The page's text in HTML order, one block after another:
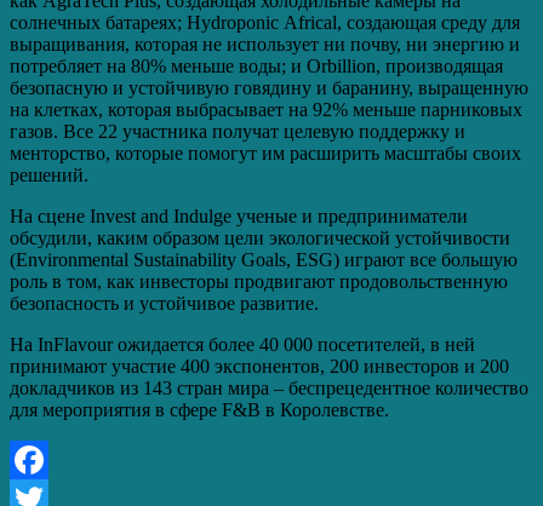
солнечных батареях; Hydroponic Africal, создающая среду для
выращивания, которая не использует ни почву, ни энергию и
потребляет на 80% меньше воды; и Orbillion, производящая
безопасную и устойчивую говядину и баранину, выращенную
на клетках, которая выбрасывает на 92% меньше парниковых
газов. Все 22 участника получат целевую поддержку и
менторство, которые помогут им расширить масштабы своих
решений.
На сцене Invest and Indulge ученые и предприниматели
обсудили, каким образом цели экологической устойчивости
(Environmental Sustainability Goals, ESG) играют все большую
роль в том, как инвесторы продвигают продовольственную
безопасность и устойчивое развитие.
На InFlavour ожидается более 40 000 посетителей, в ней
принимают участие 400 экспонентов, 200 инвесторов и 200
докладчиков из 143 стран мира – беспрецедентное количество
для мероприятия в сфере F&B в Королевстве.
Facebook